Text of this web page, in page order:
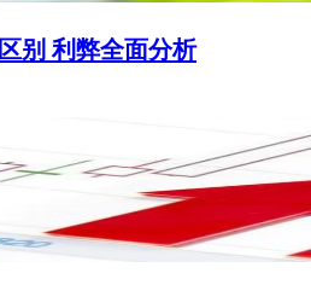
别 利弊全面分析